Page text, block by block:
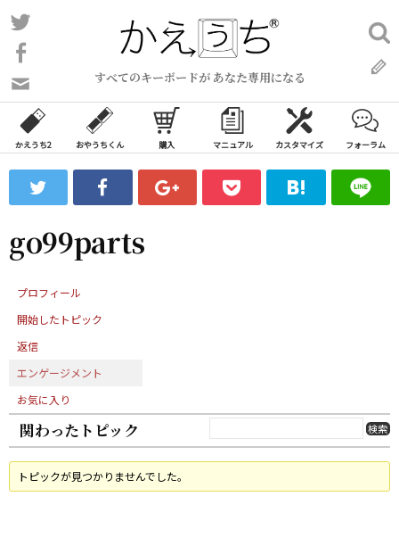
コ
ン
ン
ツ
ス
ッ
すべてのキーボードが あなた専用になる
い
合
わ
フ
ォ
ム
検
索:
かえうち2 おやうちくん 購入 マニュアル カスタマイズ フォーラム
go99parts
プロフィール
開始したトピック
返信
エンゲージメント
お気に入り
関わったトピック
トピックが見つかりませんでした。